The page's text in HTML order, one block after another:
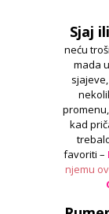
Sjaj
neću
mada
kad
favoriti –
njemu